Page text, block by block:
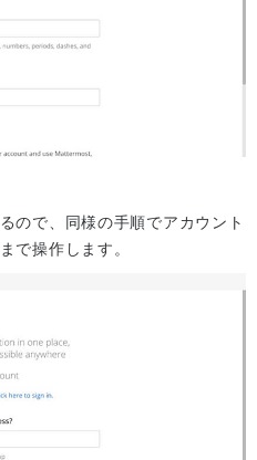
ので、同様の手順でアカウント
で操作します。